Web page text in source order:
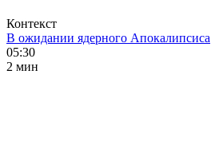
Контекст
В ожидании ядерного Апокалипсиса
05:30
2 мин